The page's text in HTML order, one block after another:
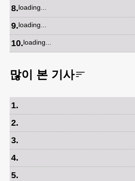
8.loading...
9.loading...
10.loading...
많이 본 기사
1.
2.
3.
4.
5.